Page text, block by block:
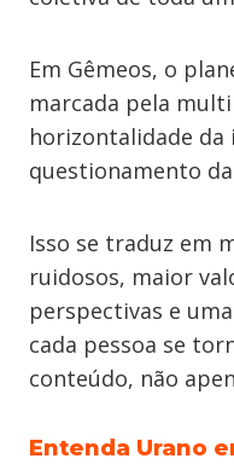
Em Gêmeos, o
marcada pela
horizontalidade da
questionamento
Isso se traduz em
ruidosos, maior
perspectivas e
cada pessoa se
conteúdo, não
Entenda Urano